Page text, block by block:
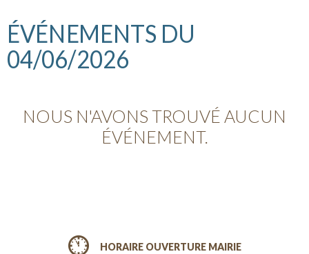
ÉVÉNEMENTS DU
04/06/2026
NOUS N'AVONS TROUVÉ AUCUN
ÉVÉNEMENT.
HORAIRE OUVERTURE MAIRIE